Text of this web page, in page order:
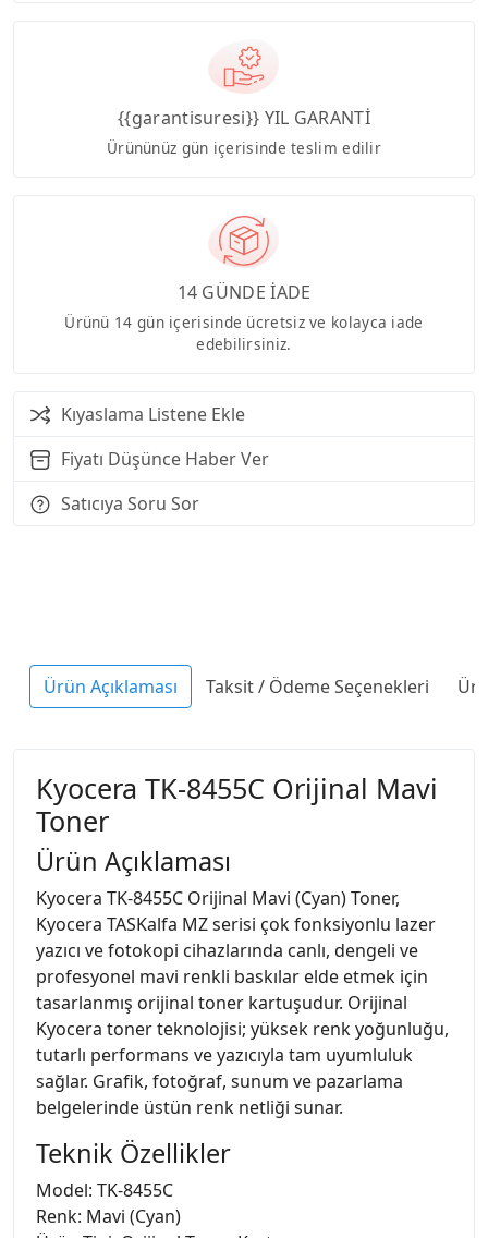
{{garantisuresi}} YIL GARANTİ
Ürününüz gün içerisinde teslim edilir
14 GÜNDE İADE
Ürünü 14 gün içerisinde ücretsiz ve kolayca iade
edebilirsiniz.
Kıyaslama Listene Ekle
Fiyatı Düşünce Haber Ver
Satıcıya Soru Sor
Ürün Açıklaması Taksit / Ödeme Seçenekleri
Kyocera TK-8455C Orijinal Mavi
Toner
Ürün Açıklaması
Kyocera TK-8455C Orijinal Mavi (Cyan) Toner,
Kyocera TASKalfa MZ serisi çok fonksiyonlu lazer
yazıcı ve fotokopi cihazlarında canlı, dengeli ve
profesyonel mavi renkli baskılar elde etmek için
tasarlanmış orijinal toner kartuşudur. Orijinal
Kyocera toner teknolojisi; yüksek renk yoğunluğu,
tutarlı performans ve yazıcıyla tam uyumluluk
sağlar. Grafik, fotoğraf, sunum ve pazarlama
belgelerinde üstün renk netliği sunar.
Teknik Özellikler
Model: TK-8455C
Renk: Mavi (Cyan)